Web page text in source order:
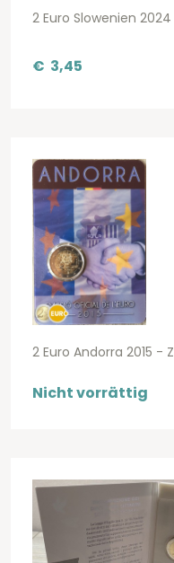
2 Euro Slowenien
€ 3,45
2 Euro Andorra 2015 -
Nicht vorrättig